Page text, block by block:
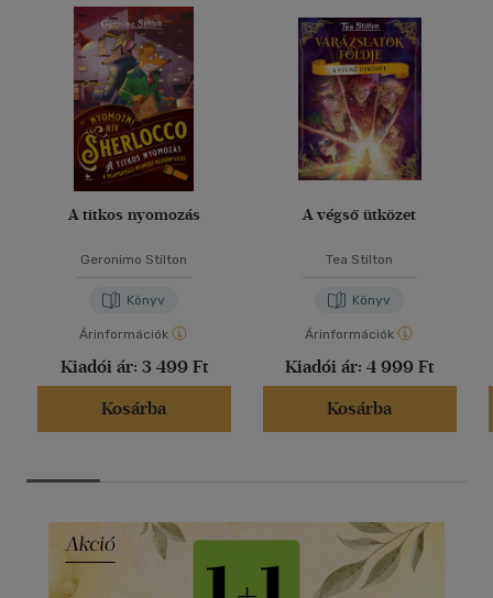
A titkos nyomozás
Geronimo Stilton
Könyv
Árinformációk
Kiadói ár: 3 499 Ft
Kosárba
A végső ütközet
Tea Stilton
Könyv
Árinformációk
Kiadói ár: 4 999 Ft
Kosárba